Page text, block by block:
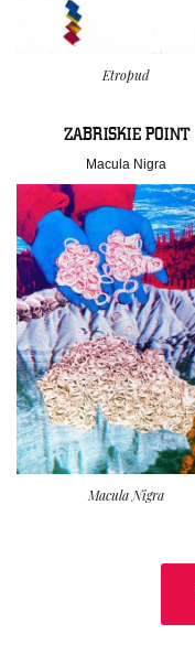
Etropud
ZABRISKIE POINT
Macula Nigra
Macula Nigra